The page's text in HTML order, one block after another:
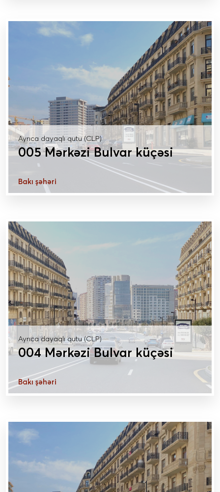
Ayrıca dayaqlı qutu (CLP)
005 Mərkəzi Bulvar küçəsi
Bakı şəhəri
Ayrıca dayaqlı qutu (CLP)
004 Mərkəzi Bulvar küçəsi
Bakı şəhəri